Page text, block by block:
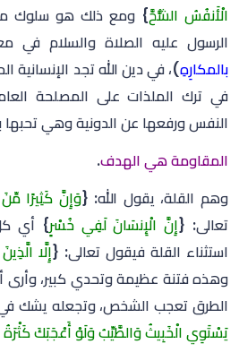
الْأَنفُسُ الشُّحَّ} ومع ذلك هو سلوك
الرسول عليه الصلاة والسلام في
بالمكارِهِ)، في دين الله تجد
في ترك الملذات على المصلحة
النفس ورفعها عن الدونية وهي تحبها
المقاومة هي الهدف.
‏وهم القلة، يقول الله: {وَإِنَّ كَثِيرًا
تعالى: {إِنَّ الْإِنسَانَ لَفِي خُسْرٍ} أي
استثناء القلة فيقول تعالى: {إِلَّا
وهذه فتنة عظيمة وتحدي كبير، وأرى
الطرق تعجب الشخص، وتجعله يشك
يَسْتَوِي الْخَبِيثُ وَالطَّيِّبُ وَلَوْ أَعْجَبَكَ كَثْرَةُ